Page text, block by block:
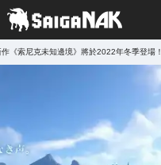
《索尼克未知邊境》將於2022年冬季登場！